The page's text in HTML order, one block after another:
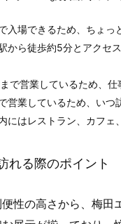
入場できるため、ちょっ
から徒歩約5分とアクセ
まで営業しているため、
営業しているため、いつ
にはレストラン、カフ
れる際のポイント
性の高さから、梅